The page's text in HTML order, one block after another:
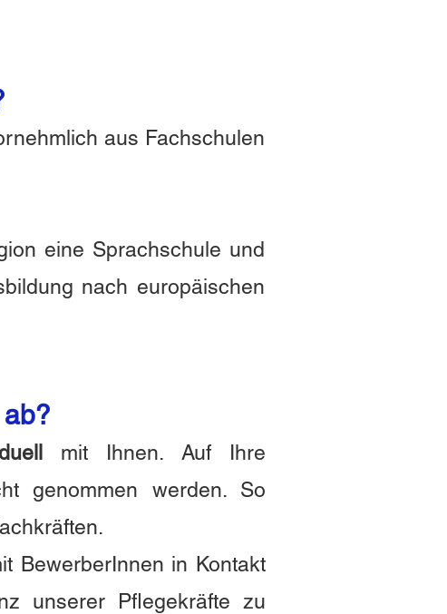
aus Fachschulen
eine Sprachschule und
nach europäischen
mit Ihnen. Auf Ihre
genommen werden. So
BewerberInnen in Kontakt
unserer Pflegekräfte zu